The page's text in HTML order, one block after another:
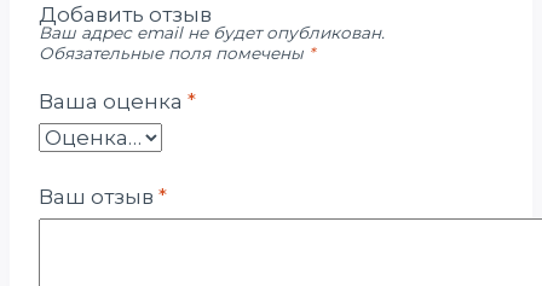
Добавить отзыв
Ваш адрес email не будет опубликован.
Обязательные поля помечены *
Ваша оценка *
Ваш отзыв *